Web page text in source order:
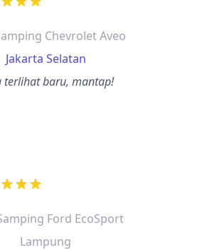
adalah bintang lima
Chevrolet Aveo
Jakarta Selatan
terlihat baru, mantap!
adalah bintang lima
Ford EcoSport
Lampung